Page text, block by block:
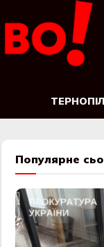
Популярне